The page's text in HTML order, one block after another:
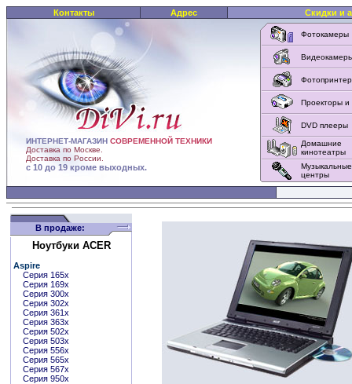
Контакты Адрес Скидки и
ИНТЕРНЕТ-МАГАЗИН СОВРЕМЕННОЙ ТЕХНИКИ
Доставка по Москве.
Доставка по России.
с 10 до 19 кроме выходных.
Фотокамеры
Проекторы и
DVD плееры
Домашние
кинотеатры
Музыкальные
центры
В продаже:
Ноутбуки ACER
Aspire
Серия 165x
Серия 169x
Серия 300x
Серия 302x
Серия 361x
Серия 363x
Серия 502x
Серия 503x
Серия 556x
Серия 565x
Серия 567x
Серия 950x